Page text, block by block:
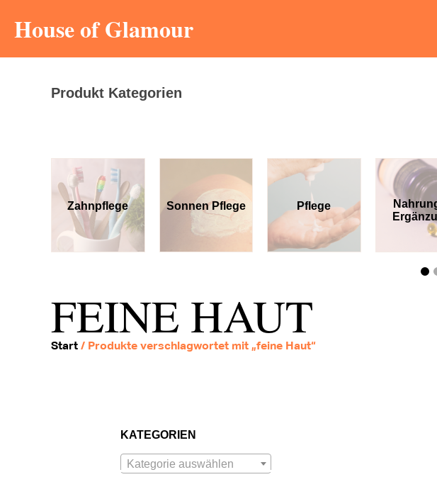
House of Glamour
Produkt Kategorien
Sonnen Pflege Pflege
Nahrungs-
Ergänzung
FEINE HAUT
Start / Produkte verschlagwortet mit „feine Haut“
KATEGORIEN
Kategorie auswählen